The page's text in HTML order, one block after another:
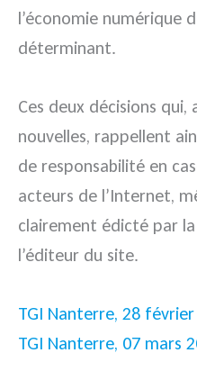
l’économie numérique
déterminant.
Ces deux décisions
nouvelles, rappellent
de responsabilité en
acteurs de l’Internet,
clairement édicté par
l’éditeur du site.
TGI Nanterre, 28
TGI Nanterre, 07 mars